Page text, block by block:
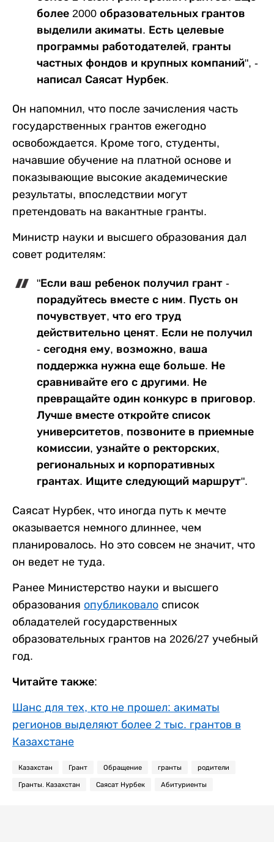
более 2000 образовательных грантов
выделили акиматы. Есть целевые
программы работодателей, гранты
частных фондов и крупных компаний", -
написал Саясат Нурбек.
Он напомнил, что после зачисления часть
государственных грантов ежегодно
освобождается. Кроме того, студенты,
начавшие обучение на платной основе и
показывающие высокие академические
результаты, впоследствии могут
претендовать на вакантные гранты.
Министр науки и высшего образования дал
совет родителям:
"Если ваш ребенок получил грант -
порадуйтесь вместе с ним. Пусть он
почувствует, что его труд
действительно ценят. Если не получил
- сегодня ему, возможно, ваша
поддержка нужна еще больше. Не
сравнивайте его с другими. Не
превращайте один конкурс в приговор.
Лучше вместе откройте список
университетов, позвоните в приемные
комиссии, узнайте о ректорских,
региональных и корпоративных
грантах. Ищите следующий маршрут".
Саясат Нурбек, что иногда путь к мечте
оказывается немного длиннее, чем
планировалось. Но это совсем не значит, что
он ведет не туда.
Ранее Министерство науки и высшего
образования опубликовало список
обладателей государственных
образовательных грантов на 2026/27 учебный
год.
Читайте также:
Шанс для тех, кто не прошел: акиматы
регионов выделяют более 2 тыс. грантов в
Казахстане
Казахстан Грант Обращение гранты родители
Гранты. Казахстан Саясат Нурбек Абитуриенты